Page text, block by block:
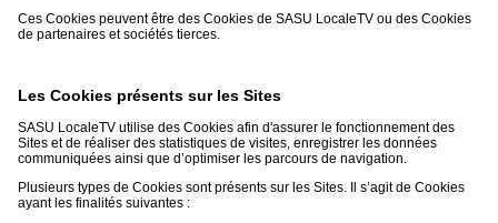
Ces Cookies peuvent être des Cookies de SASU LocaleTV ou des Cookies
de partenaires et sociétés tierces.
Les Cookies présents sur les Sites
SASU LocaleTV utilise des Cookies afin d'assurer le fonctionnement des
Sites et de réaliser des statistiques de visites, enregistrer les données
communiquées ainsi que d’optimiser les parcours de navigation.
Plusieurs types de Cookies sont présents sur les Sites. Il s’agit de Cookies
ayant les finalités suivantes :